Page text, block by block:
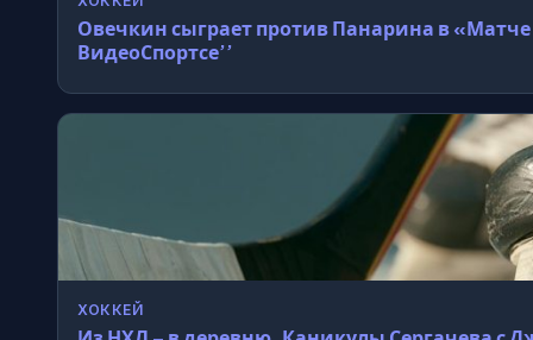
Овечкин сыграет против Панарина в
ВидеоСпортсе’’
ХОККЕЙ